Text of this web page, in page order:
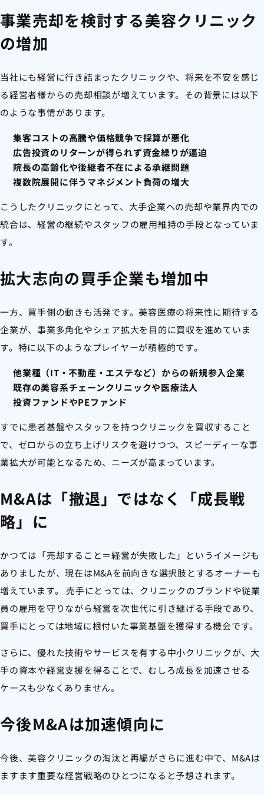
事業売却を検討する美容クリニック
の増加
当社にも経営に行き詰まったクリニックや、将来を不安を感じ
る経営者様からの売却相談が増えています。その背景には以下
のような事情があります。
集客コストの高騰や価格競争で採算が悪化
広告投資のリターンが得られず資金繰りが逼迫
院長の高齢化や後継者不在による承継問題
複数院展開に伴うマネジメント負荷の増大
こうしたクリニックにとって、大手企業への売却や業界内での
統合は、経営の継続やスタッフの雇用維持の手段となっていま
す。
拡大志向の買手企業も増加中
一方、買手側の動きも活発です。美容医療の将来性に期待する
企業が、事業多角化やシェア拡大を目的に買収を進めていま
す。特に以下のようなプレイヤーが積極的です。
他業種（IT・不動産・エステなど）からの新規参入企業
既存の美容系チェーンクリニックや医療法人
投資ファンドやPEファンド
すでに患者基盤やスタッフを持つクリニックを買収すること
で、ゼロからの立ち上げリスクを避けつつ、スピーディーな事
業拡大が可能となるため、ニーズが高まっています。
M&Aは「撤退」ではなく「成長戦
略」に
かつては「売却すること＝経営が失敗した」というイメージも
ありましたが、現在はM&Aを前向きな選択肢とするオーナーも
増えています。 売手にとっては、クリニックのブランドや従業
員の雇用を守りながら経営を次世代に引き継げる手段であり、
買手にとっては地域に根付いた事業基盤を獲得する機会です。
さらに、優れた技術やサービスを有する中小クリニックが、大
手の資本や経営支援を得ることで、むしろ成長を加速させる
ケースも少なくありません。
今後M&Aは加速傾向に
今後、美容クリニックの淘汰と再編がさらに進む中で、M&Aは
ますます重要な経営戦略のひとつになると予想されます。